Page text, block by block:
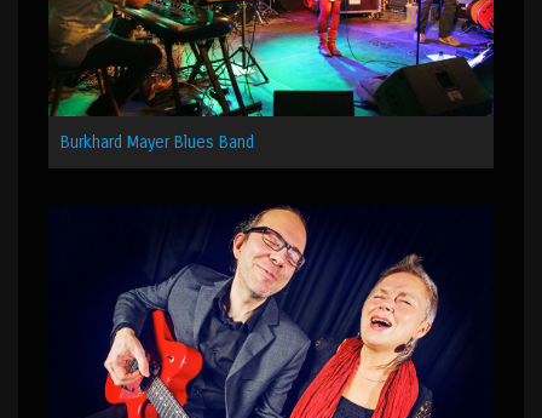
Burkhard Mayer Blues Band